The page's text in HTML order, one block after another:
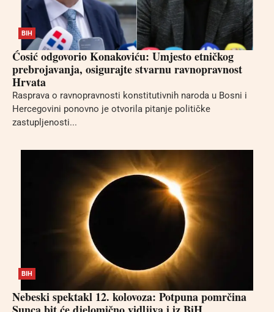
BIH
Ćosić odgovorio Konakoviću: Umjesto etničkog
prebrojavanja, osigurajte stvarnu ravnopravnost
Hrvata
Rasprava o ravnopravnosti konstitutivnih naroda u Bosni i
Hercegovini ponovno je otvorila pitanje političke
zastupljenosti...
BIH
Nebeski spektakl 12. kolovoza: Potpuna pomrčina